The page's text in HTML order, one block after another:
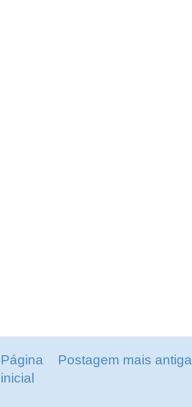
Postagem mais antiga
Página
inicial